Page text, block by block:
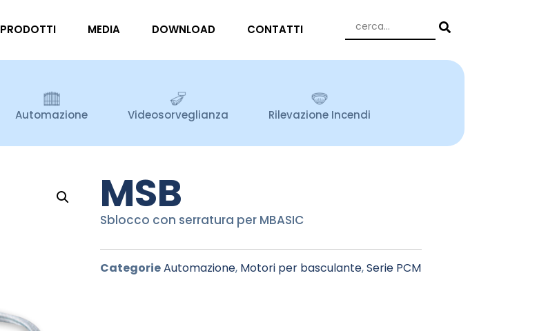
PRODOTTI MEDIA DOWNLOAD CONTATTI
Automazione Videosorveglianza Rilevazione Incendi
MSB
Sblocco con serratura per MBASIC
CategorieAutomazione, Motori per basculante,Serie PCM